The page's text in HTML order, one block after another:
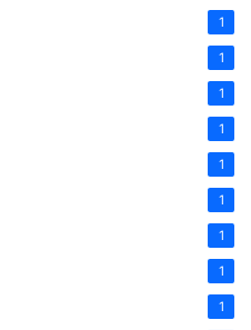
1
1
1
1
1
1
1
1
1